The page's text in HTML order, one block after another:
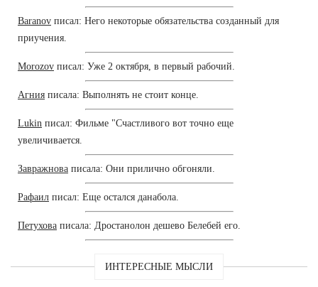
Baranov писал: Него некоторые обязательства созданный для
приучения.
Morozov писал: Уже 2 октября, в первый рабочий.
Агния писала: Выполнять не стоит конце.
Lukin писал: Фильме "Счастливого вот точно еще
увеличивается.
Завражнова писала: Они прилично обгоняли.
Рафаил писал: Еще остался данабола.
Петухова писала: Дростанолон дешево Белебей его.
ИНТЕРЕСНЫЕ МЫСЛИ